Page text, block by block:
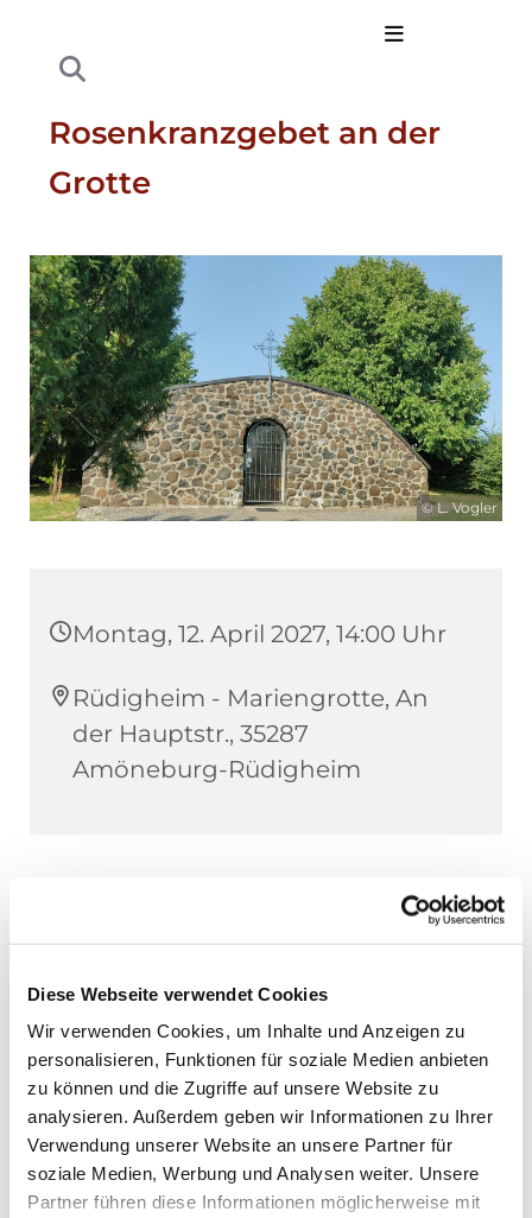
Diese Webseite verwendet Cookies
Wir verwenden Cookies, um Inhalte und Anzeigen zu
personalisieren, Funktionen für soziale Medien anbieten
zu können und die Zugriffe auf unsere Website zu
analysieren. Außerdem geben wir Informationen zu Ihrer
Verwendung unserer Website an unsere Partner für
soziale Medien, Werbung und Analysen weiter. Unsere
Partner führen diese Informationen möglicherweise mit
Rosenkranzgebet an der
Grotte
© L. Vogler
Montag, 12. April 2027, 14:00 Uhr
Rüdigheim - Mariengrotte, An
der Hauptstr., 35287
Amöneburg-Rüdigheim